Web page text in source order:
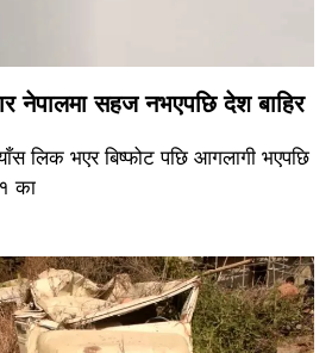
नेपालमा सहज नभएपछि देश बाहिर
लिक भएर बिष्फोट पछि आगलागी भएपछि
का